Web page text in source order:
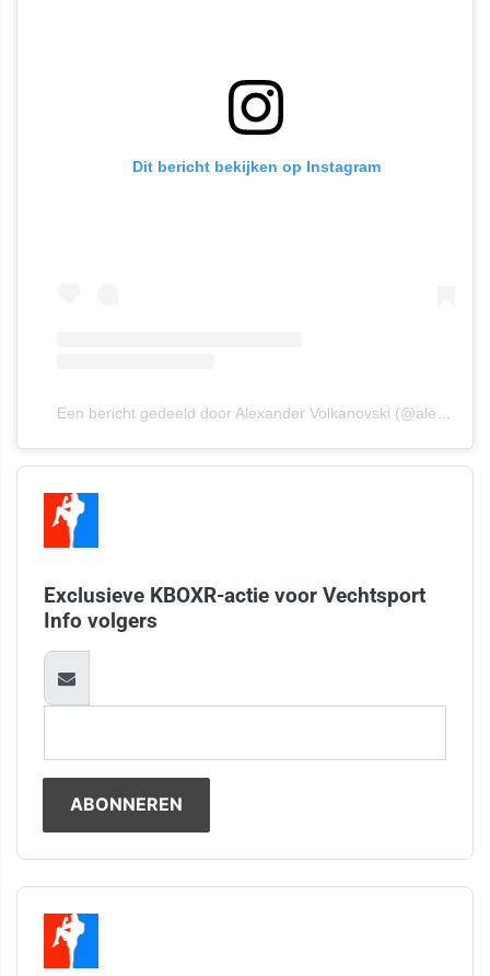
Dit bericht bekijken op Instagram
Een bericht gedeeld door Alexander Volkanovski (@alexvolkanovski)
Exclusieve KBOXR-actie voor Vechtsport
Info volgers